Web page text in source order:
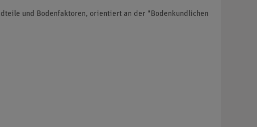
und Bodenfaktoren, orientiert an der "Bodenkundlichen